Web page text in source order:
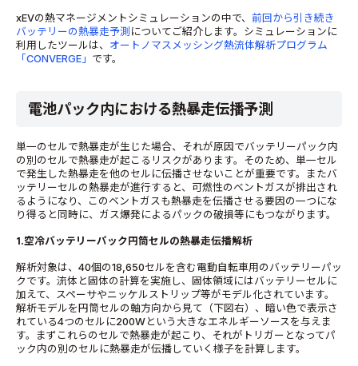
xEVの熱マネージメントシミュレーションの中で、 前回から引き続き
バッテリーの熱暴走予測 についてご紹介します。シミュレーションに
利用したツールは、 オートノマスメッシング熱流体解析プログラム
「CONVERGE」 です。
電池パック内における熱暴走伝播予測
単一のセルで熱暴走が生じた場合、それが原因でバッテリーパック内
の別のセルで熱暴走が起こるリスクがあります。そのため、単一セル
で発生した熱暴走を他のセルに伝播させないことが重要です。またバ
ッテリーセルの熱暴走が進行すると、可燃性のベントガスが排出され
るようになり、このベントガスも熱暴走を伝播させる要因の一つにな
り得ると同時に、ガス爆発によるパックの破損等にもつながります。
1.空冷バッテリーパック円筒セルの熱暴走伝播解析
解析対象は、40個の18,650セルを含む電動自転車用のバッテリーパッ
クです。流体と固体の計算を実施し、固体領域にはバッテリーセルに
加えて、スペーサやニッケルストリップ等がモデル化されています。
解析モデルを円筒セルの軸方向から見て（下図右）、暗い色で表示さ
れている4つのセルに200Wという大きなエネルギーソースを与えま
す。まずこれらのセルで熱暴走が起こり、それがトリガーとなってパ
ック内の別のセルに熱暴走が伝播していく様子を計算します。